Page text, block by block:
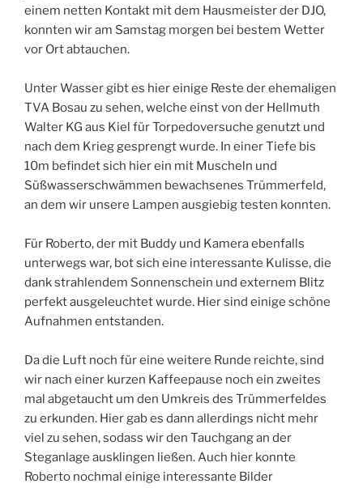
einem netten Kontakt mit dem Hausmeister der DJO,
konnten wir am Samstag morgen bei bestem Wetter
vor Ort abtauchen.
Unter Wasser gibt es hier einige Reste der ehemaligen
TVA Bosau zu sehen, welche einst von der Hellmuth
Walter KG aus Kiel für Torpedoversuche genutzt und
nach dem Krieg gesprengt wurde. In einer Tiefe bis
10m befindet sich hier ein mit Muscheln und
Süßwasserschwämmen bewachsenes Trümmerfeld,
an dem wir unsere Lampen ausgiebig testen konnten.
Für Roberto, der mit Buddy und Kamera ebenfalls
unterwegs war, bot sich eine interessante Kulisse, die
dank strahlendem Sonnenschein und externem Blitz
perfekt ausgeleuchtet wurde. Hier sind einige schöne
Aufnahmen entstanden.
Da die Luft noch für eine weitere Runde reichte, sind
wir nach einer kurzen Kaffeepause noch ein zweites
mal abgetaucht um den Umkreis des Trümmerfeldes
zu erkunden. Hier gab es dann allerdings nicht mehr
viel zu sehen, sodass wir den Tauchgang an der
Steganlage ausklingen ließen. Auch hier konnte
Roberto nochmal einige interessante Bilder